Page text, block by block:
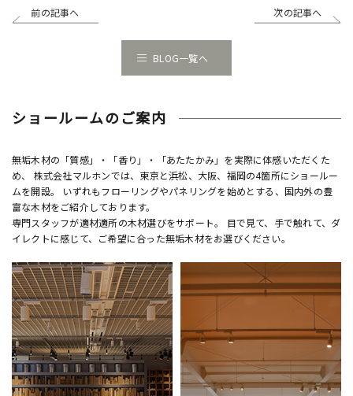
前の記事へ 次の記事へ
BLOG一覧へ
ショールームのご案内
無垢木材の「質感」・「香り」・「あたたかみ」を実際に体感いただくた
め、 株式会社マルホンでは、東京と浜松、大阪、福岡の4箇所にショールー
ムを開設。 いずれもフローリングやパネリングを始めとする、国内外の豊
富な木材をご紹介しております。
専門スタッフが適材適所の木材選びをサポート。 目で見て、手で触れて、ダ
イレクトに感じて、ご希望に合った無垢木材をお選びください。